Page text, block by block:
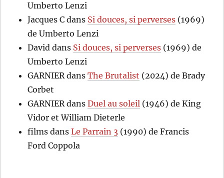
Umberto Lenzi
Jacques C dans Si douces, si perverses (1969)
de Umberto Lenzi
David dans Si douces, si perverses (1969) de
Umberto Lenzi
GARNIERdansThe Brutalist (2024) de Brady
Corbet
GARNIERdansDuel au soleil (1946) de King
Vidor et William Dieterle
films dansLe Parrain 3 (1990) de Francis
Ford Coppola